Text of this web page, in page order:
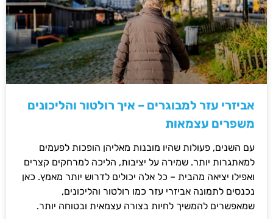
אביזרי עזר למבוגרים – איך רולטור והליכונים
משפרים עצמאות
עם השנים, פעולות שהיו מובנות מאליהן הופכות לפעמים
למאתגרות יותר. שמירה על יציבות, הליכה למרחקים קצרים
ואפילו יציאה מהבית – כל אלה יכולים לדרוש יותר מאמץ. כאן
נכנסים לתמונה אביזרי עזר כמו רולטור והליכונים,
שמאפשרים להמשיך לחיות בצורה עצמאית ובטוחה יותר.